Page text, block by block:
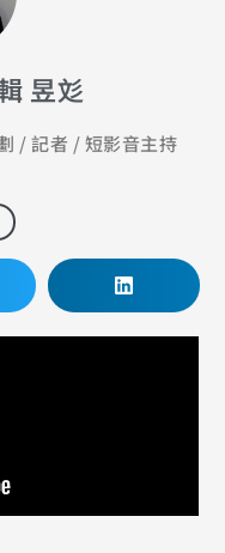
昱彣
/ 記者 / 短影音主持